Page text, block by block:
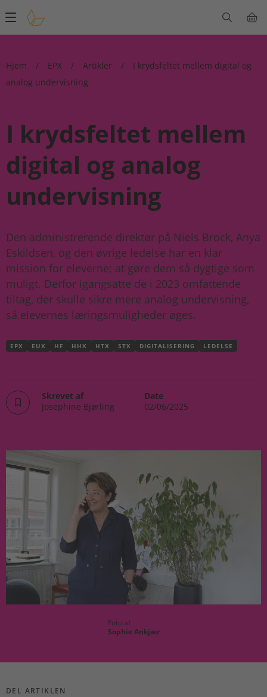
Main
navigation
Hjem / EPX / Artikler /
I krydsfeltet mellem digital og
analog undervisning
I krydsfeltet mellem
digital og analog
undervisning
EPX EUX HF HHX HTX STX DIGITALISERING LEDELSE
Den administrerende direktør på Niels Brock, Anya
Eskildsen, og den øvrige ledelse har en klar
mission for eleverne; at gøre dem så dygtige som
muligt. Derfor igangsatte de i 2023 omfattende
tiltag, der skulle sikre mere analog undervisning,
så elevernes læringsmuligheder øges.
Skrevet af
Josephine Bjørling
Date
02/06/2025
Foto af
Sophie Ankjær
DEL ARTIKLEN